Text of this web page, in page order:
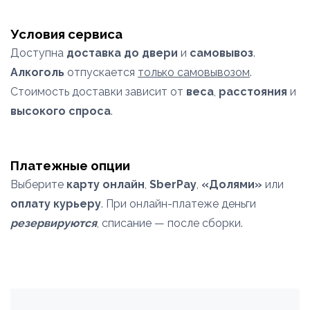
Условия сервиса
Доступна доставка до двери и самовывоз.
Алкоголь отпускается только самовывозом.
Стоимость доставки зависит от веса, расстояния и
высокого спроса.
Платежные опции
Выберите карту онлайн, SberPay, «Долями» или
оплату курьеру. При онлайн-платеже деньги
резервируются, списание — после сборки.